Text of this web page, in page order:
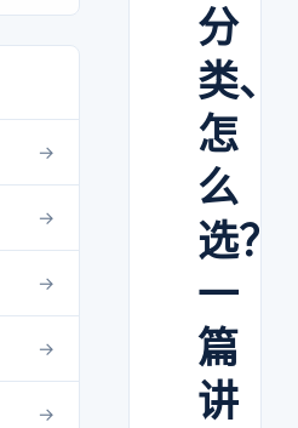
分
类、
怎
么
选？
一
篇
讲